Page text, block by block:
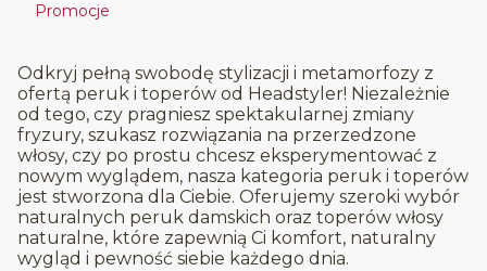
Promocje
Odkryj pełną swobodę stylizacji i metamorfozy z
ofertą peruk i toperów od Headstyler! Niezależnie
od tego, czy pragniesz spektakularnej zmiany
fryzury, szukasz rozwiązania na przerzedzone
włosy, czy po prostu chcesz eksperymentować z
nowym wyglądem, nasza kategoria peruk i toperów
jest stworzona dla Ciebie. Oferujemy szeroki wybór
naturalnych peruk damskich oraz toperów włosy
naturalne, które zapewnią Ci komfort, naturalny
wygląd i pewność siebie każdego dnia.